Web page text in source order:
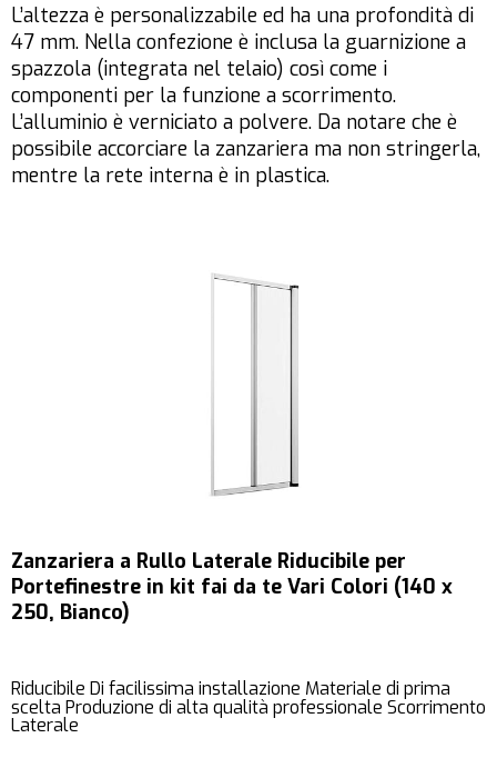
L’altezza è personalizzabile ed ha una profondità di
47 mm. Nella confezione è inclusa la guarnizione a
spazzola (integrata nel telaio) così come i
componenti per la funzione a scorrimento.
L’alluminio è verniciato a polvere. Da notare che è
possibile accorciare la zanzariera ma non stringerla,
mentre la rete interna è in plastica.
Zanzariera a Rullo Laterale Riducibile per
Portefinestre in kit fai da te Vari Colori (140 x
250, Bianco)
Riducibile Di facilissima installazione Materiale di prima
scelta Produzione di alta qualità professionale Scorrimento
Laterale